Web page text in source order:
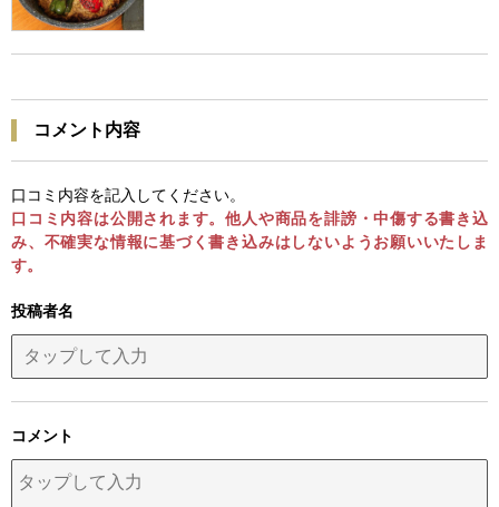
コメント内容
口コミ内容を記入してください。
口コミ内容は公開されます。他人や商品を誹謗・中傷する書き込
み、不確実な情報に基づく書き込みはしないようお願いいたしま
す。
投稿者名
コメント